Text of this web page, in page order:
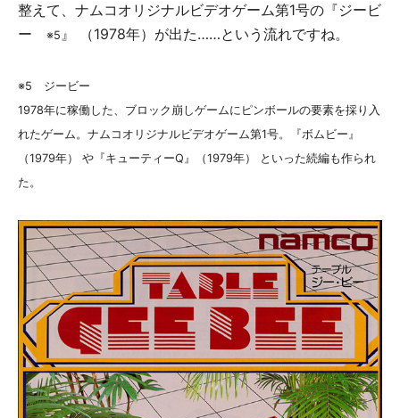
整えて、ナムコオリジナルビデオゲーム第1号の『ジービ
ー
※5 』 （1978年）が出た……という流れですね。
※5 ジービー
1978年に稼働した、ブロック崩しゲームにピンボールの要素を採り入
れたゲーム。ナムコオリジナルビデオゲーム第1号。『ボムビー』
（1979年） や『キューティーQ』（1979年） といった続編も作られ
た。